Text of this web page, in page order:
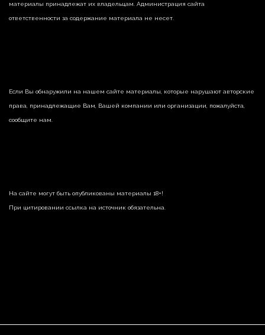
материалы принадлежат их владельцам. Администрация сайта
ответственности за содержание материала не несет.
Если Вы обнаружили на нашем сайте материалы, которые нарушают авторские
права, принадлежащие Вам, Вашей компании или организации, пожалуйста,
сообщите нам.
На сайте могут быть опубликованы материалы 18+!
При цитировании ссылка на источник обязательна.